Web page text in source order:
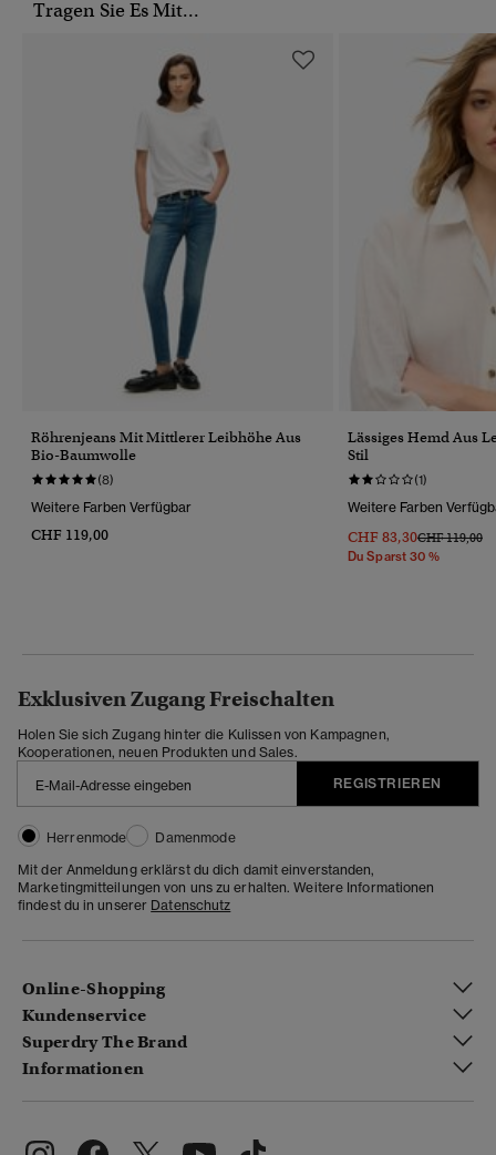
Tragen Sie Es Mit...
Röhrenjeans Mit Mittlerer Leibhöhe Aus
Bio-Baumwolle
(8)
Weitere Farben Verfügbar
CHF 119,00
Lässiges Hemd Aus
Stil
(1)
Weitere Farben
CHF 83,30Preis Wurde
CHF 119,00
Du Sparst 30 %
Exklusiven Zugang Freischalten
Holen Sie sich Zugang hinter die Kulissen von Kampagnen,
Kooperationen, neuen Produkten und Sales.
REGISTRIEREN
Herrenmode
Damenmode
Mit der Anmeldung erklärst du dich damit einverstanden,
Marketingmitteilungen von uns zu erhalten. Weitere Informationen
findest du in unserer Datenschutz
Online-Shopping
Kundenservice
Superdry The Brand
Informationen